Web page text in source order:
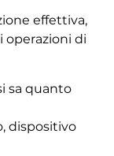
effettiva,
operazioni di
sa quanto
dispositivo